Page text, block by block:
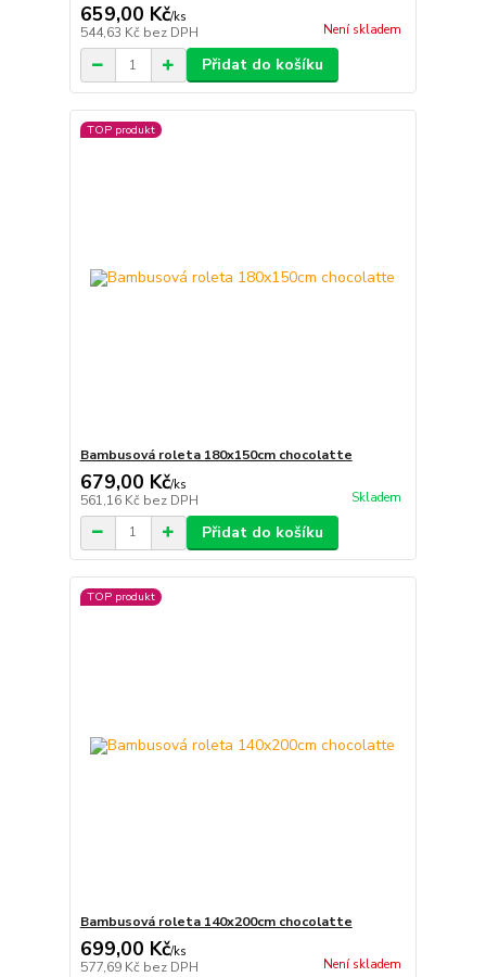
659,00 Kč/ks
544,63 Kč bez DPH Není skladem
Přidat do košíku
TOP produkt
Bambusová roleta 180x150cm chocolatte
679,00 Kč/ks
561,16 Kč bez DPH Skladem
Přidat do košíku
TOP produkt
Bambusová roleta 140x200cm chocolatte
699,00 Kč/ks
577,69 Kč bez DPH Není skladem